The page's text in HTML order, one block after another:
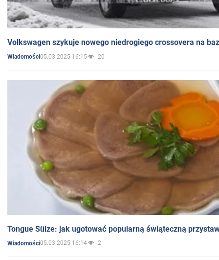
Volkswagen szykuje nowego niedrogiego crossovera na
Wiadomości05.03.2025 16:15 20
Tongue Sülze: jak ugotować popularną świąteczną
Wiadomości05.03.2025 16:14 2